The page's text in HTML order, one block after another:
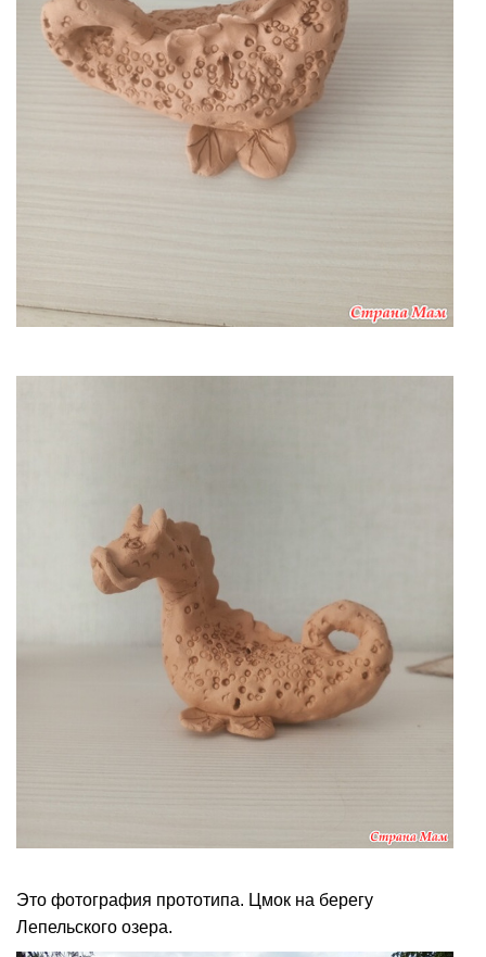
Это фотография прототипа. Цмок на берегу
Лепельского озера.